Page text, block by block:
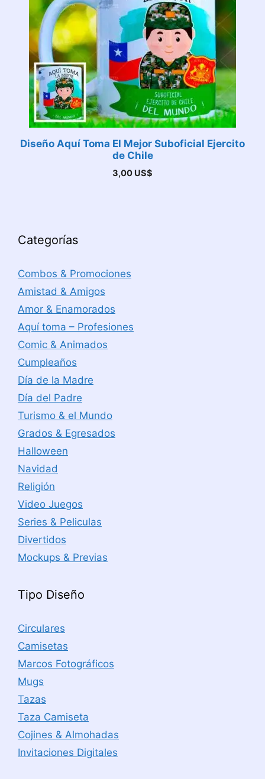
Diseño Aquí Toma El Mejor Suboficial Ejercito
de Chile
3,00 US$
Categorías
Combos & Promociones
Amistad & Amigos
Amor & Enamorados
Aquí toma – Profesiones
Comic & Animados
Cumpleaños
Día de la Madre
Día del Padre
Turismo & el Mundo
Grados & Egresados
Halloween
Navidad
Religión
Video Juegos
Series & Peliculas
Divertidos
Mockups & Previas
Tipo Diseño
Circulares
Camisetas
Marcos Fotográficos
Mugs
Tazas
Taza Camiseta
Cojines & Almohadas
Invitaciones Digitales